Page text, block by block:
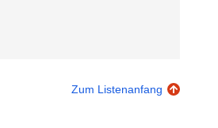
Zum Listenanfang